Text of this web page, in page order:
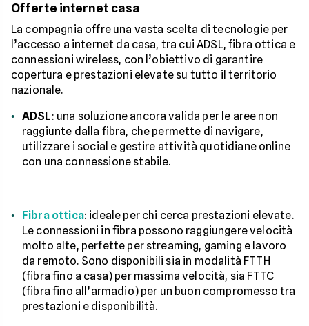
Offerte internet casa
La compagnia offre una vasta scelta di tecnologie per
l’accesso a internet da casa, tra cui ADSL, fibra ottica e
connessioni wireless, con l’obiettivo di garantire
copertura e prestazioni elevate su tutto il territorio
nazionale.
ADSL: una soluzione ancora valida per le aree non
raggiunte dalla fibra, che permette di navigare,
utilizzare i social e gestire attività quotidiane online
con una connessione stabile.
Fibra ottica: ideale per chi cerca prestazioni elevate.
Le connessioni in fibra possono raggiungere velocità
molto alte, perfette per streaming, gaming e lavoro
da remoto. Sono disponibili sia in modalità FTTH
(fibra fino a casa) per massima velocità, sia FTTC
(fibra fino all’armadio) per un buon compromesso tra
prestazioni e disponibilità.